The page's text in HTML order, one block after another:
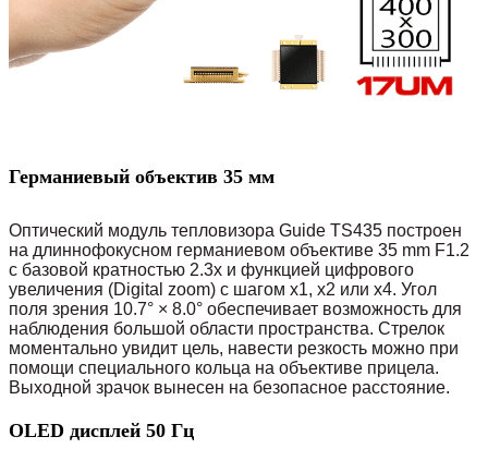
Германиевый объектив 35 мм
Оптический модуль тепловизора Guide TS435 построен
на длиннофокусном германиевом объективе 35 mm F1.2
с базовой кратностью 2.3x и функцией цифрового
увеличения (Digital zoom) с шагом х1, х2 или х4. Угол
поля зрения 10.7° × 8.0° обеспечивает возможность для
наблюдения большой области пространства. Стрелок
моментально увидит цель, навести резкость можно при
помощи специального кольца на объективе прицела.
Выходной зрачок вынесен на безопасное расстояние.
OLED дисплей 50 Гц